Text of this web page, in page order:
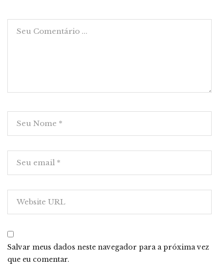
Salvar meus dados neste navegador para a próxima vez
que eu comentar.